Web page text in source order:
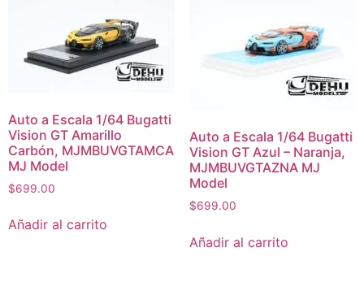
Auto a Escala 1/64 Bugatti
Vision GT Amarillo
Carbón, MJMBUVGTAMCA
MJ Model
$699.00
Añadir al carrito
Auto a Escala 1/64 Bugatti
Vision GT Azul – Naranja,
MJMBUVGTAZNA MJ
Model
$699.00
Añadir al carrito